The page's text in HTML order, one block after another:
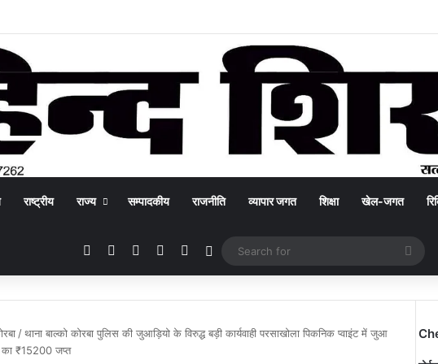
राष्ट्रीय राज्य सम्पादकीय राजनीति व्यापार जगत शिक्षा खेल-जगत
Facebook YouTubeInstagramWhatsApp
Switch skin
for
/थाना बाल्को कोरबा पुलिस की जुआड़ियो के विरुद्ध बड़ी कार्यवाही परसाखोला पिकनिक प्वाइंट में जुआ
का ₹15200 जप्त